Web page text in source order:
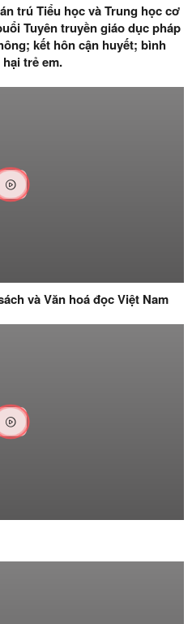
Tuyên truyền giáo dục pháp
kết hôn cận huyết; bình
trẻ em.
và Văn hoá đọc Việt Nam